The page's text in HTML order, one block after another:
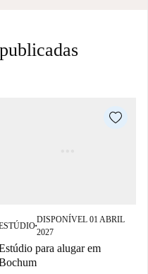
■
DISPONÍVEL 01 ABRIL
2027
para alugar em